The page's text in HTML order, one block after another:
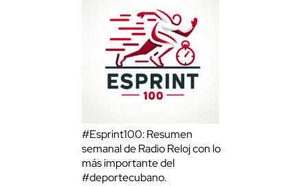
#Esprint100: Resumen
semanal de Radio Reloj con lo
más importante del
#deportecubano.